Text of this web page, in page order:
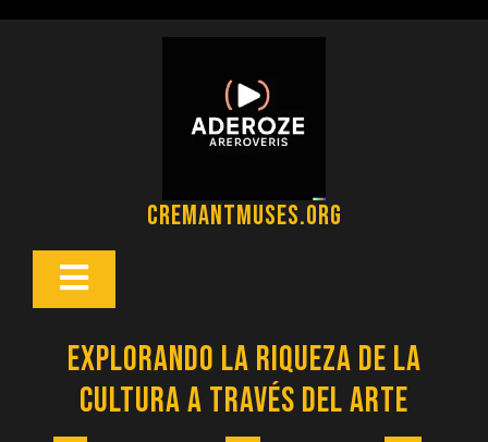
cremantmuses.org
Botón
Explorando la riqueza de la
cultura a través del arte